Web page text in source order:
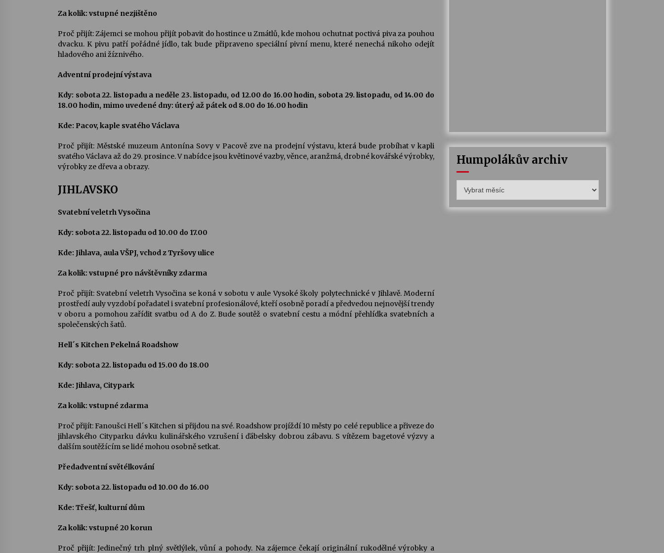
Za kolik: vstupné nezjištěno
Proč přijít: Zájemci se mohou přijít pobavit do hostince u Zmátlů, kde mohou ochutnat poctivá piva za pouhou
dvacku. K pivu patří pořádné jídlo, tak bude připraveno speciální pivní menu, které nenechá nikoho odejít
hladového ani žíznivého.
Adventní prodejní výstava
Kdy: sobota 22. listopadu a neděle 23. listopadu, od 12.00 do 16.00 hodin, sobota 29. listopadu, od 14.00 do
18.00 hodin, mimo uvedené dny: úterý až pátek od 8.00 do 16.00 hodin
Kde: Pacov, kaple svatého Václava
Proč přijít: Městské muzeum Antonína Sovy v Pacově zve na prodejní výstavu, která bude probíhat v kapli
svatého Václava až do 29. prosince. V nabídce jsou květinové vazby, věnce, aranžmá, drobné kovářské výrobky,
výrobky ze dřeva a obrazy.
JIHLAVSKO
Svatební veletrh Vysočina
Kdy: sobota 22. listopadu od 10.00 do 17.00
Kde: Jihlava, aula VŠPJ, vchod z Tyršovy ulice
Za kolik: vstupné pro návštěvníky zdarma
Proč přijít: Svatební veletrh Vysočina se koná v sobotu v aule Vysoké školy polytechnické v Jihlavě. Moderní
prostředí auly vyzdobí pořadatel i svatební profesionálové, kteří osobně poradí a předvedou nejnovější trendy
v oboru a pomohou zařídit svatbu od A do Z. Bude soutěž o svatební cestu a módní přehlídka svatebních a
společenských šatů.
Hell´s Kitchen Pekelná Roadshow
Kdy: sobota 22. listopadu od 15.00 do 18.00
Kde: Jihlava, Citypark
Za kolik: vstupné zdarma
Proč přijít: Fanoušci Hell´s Kitchen si přijdou na své. Roadshow projíždí 10 městy po celé republice a přiveze do
jihlavského Cityparku dávku kulinářského vzrušení i ďábelsky dobrou zábavu. S vítězem bagetové výzvy a
dalším soutěžícím se lidé mohou osobně setkat.
Předadventní světélkování
Kdy: sobota 22. listopadu od 10.00 do 16.00
Kde: Třešť, kulturní dům
Za kolik: vstupné 20 korun
Proč přijít: Jedinečný trh plný světlýlek, vůní a pohody. Na zájemce čekají originální rukodělné výrobky a
Humpolákův archiv
archiv